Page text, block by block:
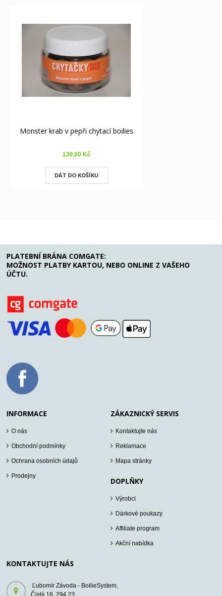
Monster krab v pepři chytací boilies
130,00 Kč
DÁT DO KOŠÍKU
PLATEBNÍ BRÁNA COMGATE:
MOŽNOST PLATBY KARTOU, NEBO ONLINE Z VAŠEHO
ÚČTU.
INFORMACE
O nás
Obchodní podmínky
Ochrana osobních údajů
Prodejny
ZÁKAZNICKÝ SERVIS
Kontaktujte nás
Reklamace
Mapa stránky
DOPLŇKY
Výrobci
Dárkové poukazy
Affiliate program
Akční nabídka
KONTAKTUJTE NÁS
Ľubomír Závoda - BoilieSystem,